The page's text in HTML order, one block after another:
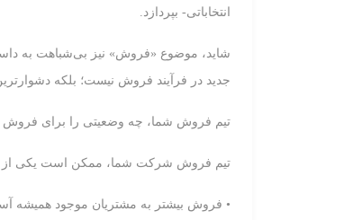
انتخاباتی- بپردازد.
شاید، موضوع «فروش» نیز بی‌شباهت به
جدید در فرآیند فروش نیست؛ بلکه
تیم فروش شما، چه وضعیتی را برای فروش
تیم فروش شرکت شما، ممکن است یکی از
• فروش بیشتر به مشتریان موجود همیشه